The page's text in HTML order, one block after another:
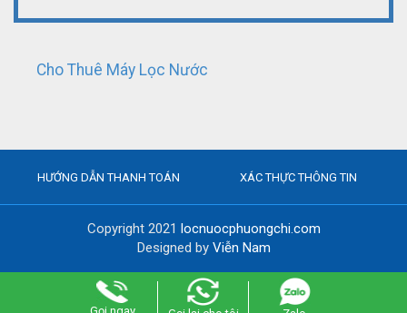
Cho Thuê Máy Lọc Nước
HƯỚNG DẪN THANH TOÁN XÁC THỰC THÔNG TIN
Copyright 2021 locnuocphuongchi.com
Designed by Viễn Nam
Gọi ngay